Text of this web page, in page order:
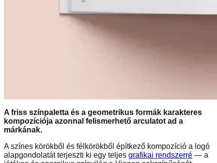
A friss színpaletta és a geometrikus formák karakteres
kompozíciója azonnal felismerhető arculatot ad a
márkának.
A színes körökből és félkörökből építkező kompozíció a logó
alapgondolatát terjeszti ki egy teljes grafikai rendszerré — a